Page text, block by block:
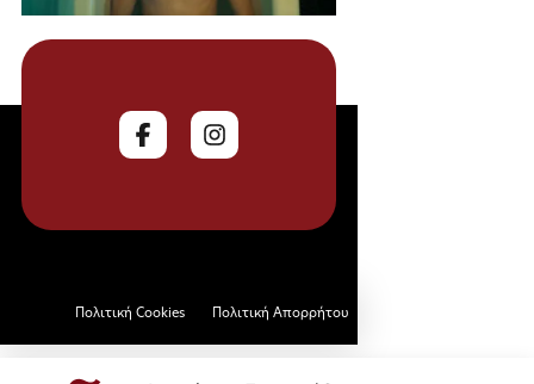
Πολιτική Cookies Πολιτική Απορρήτου